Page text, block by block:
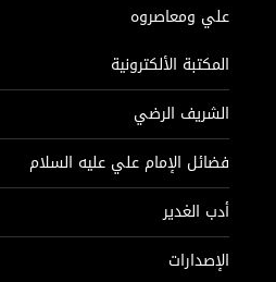
علي ومعاصروه
المكتبة الألكترونية
الشريف الرضي
فضائل الإمام علي عليه السلام
أدب الغدير
الإصدارات